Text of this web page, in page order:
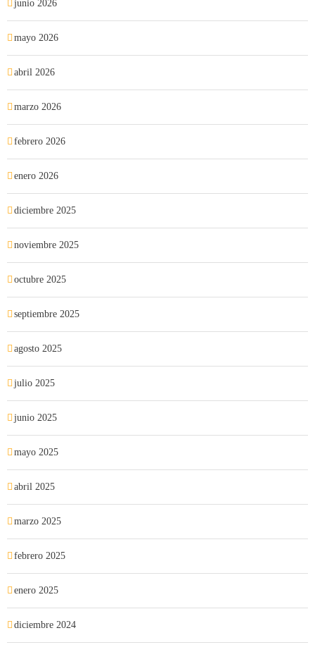
junio 2026
mayo 2026
abril 2026
marzo 2026
febrero 2026
enero 2026
diciembre 2025
noviembre 2025
octubre 2025
septiembre 2025
agosto 2025
julio 2025
junio 2025
mayo 2025
abril 2025
marzo 2025
febrero 2025
enero 2025
diciembre 2024